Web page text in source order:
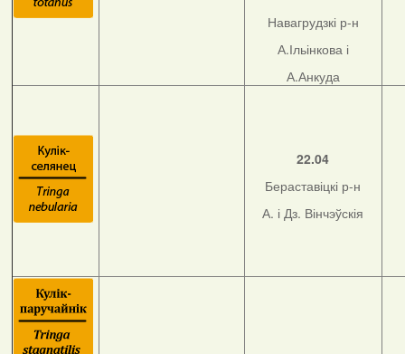
Навагрудзкі р-н
А.Ільінкова і
А.Анкуда
22.04
Бераставіцкі р-н
А. і Дз. Вінчэўскія